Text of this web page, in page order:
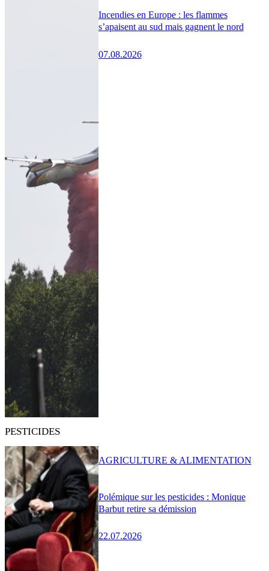
Incendies en Europe : les flammes
s’apaisent au sud mais gagnent le nord
07.08.2026
PESTICIDES
Polémique sur les pesticides : Monique
Barbut retire sa démission
22.07.2026
AGRICULTURE & ALIMENTATION